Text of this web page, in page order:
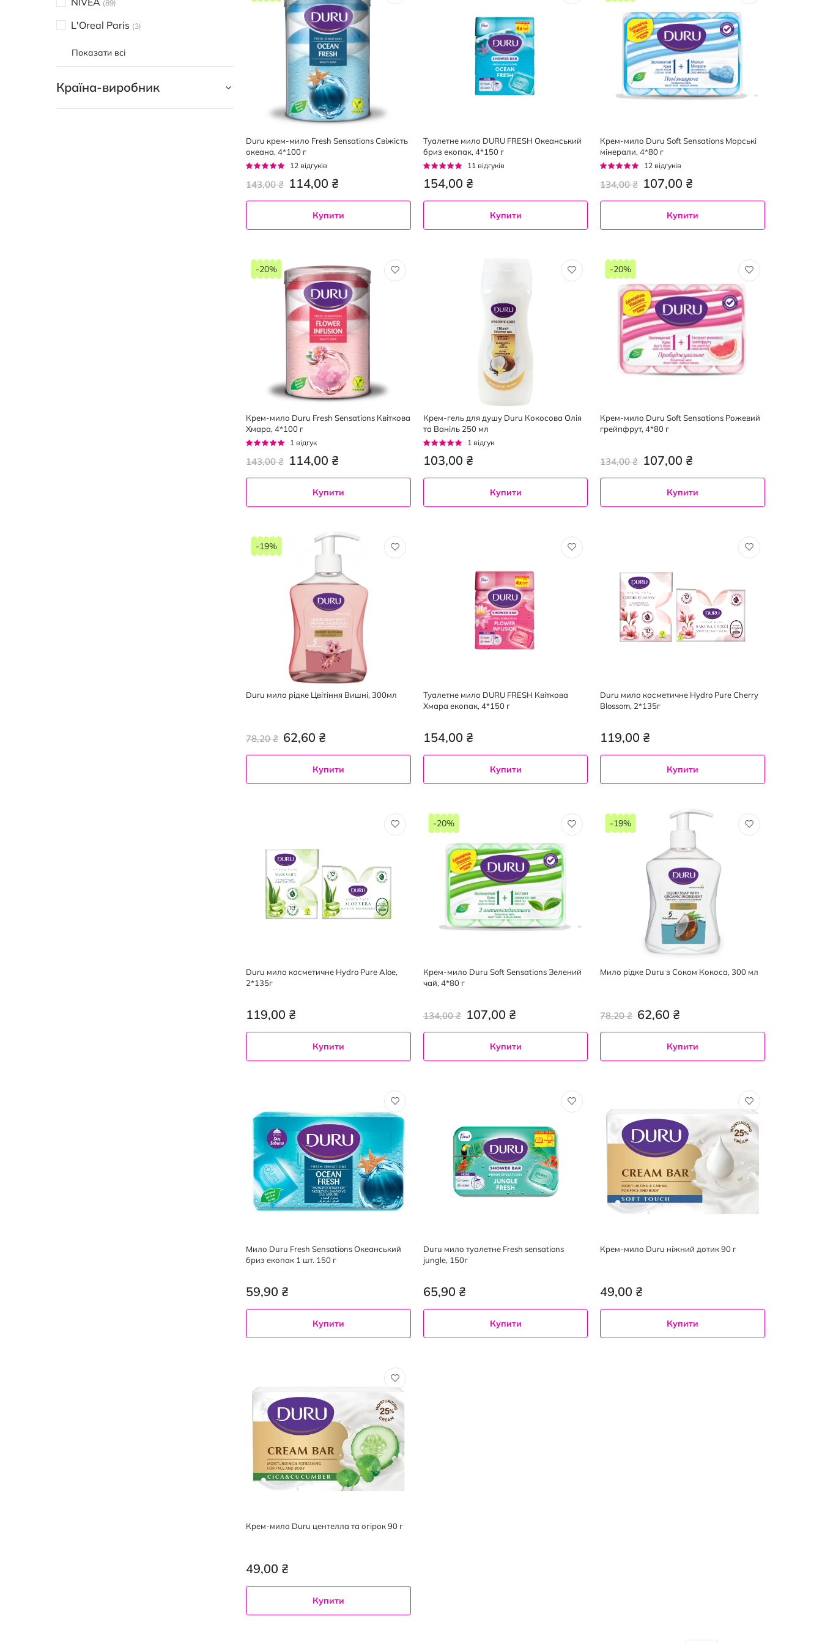
Duru крем-мило Fresh Sensations Свіжість
океана, 4*100 г
Рейтинг:
12 відгуків
114,00 ₴
143,00 ₴
Купити
Туалетне мило DURU FRESH Океанський
бриз екопак, 4*150 г
Рейтинг:
11 відгуків
154,00 ₴
Купити
Крем-мило Duru Soft Sensations Морські
мінерали, 4*80 г
Рейтинг:
12 відгуків
107,00 ₴
134,00 ₴
Купити
Крем-мило Duru Fresh Sensations Квіткова
Хмара, 4*100 г
Рейтинг:
1 відгук
114,00 ₴
143,00 ₴
-20%
Купити
Крем-гель для душу Duru Кокосова Олія
та Ваніль 250 мл
Рейтинг:
1 відгук
103,00 ₴
Купити
Крем-мило Duru Soft Sensations Рожевий
грейпфрут, 4*80 г
107,00 ₴
134,00 ₴
-20%
Купити
Duru мило рідке Цвітіння Вишні, 300мл
62,60 ₴
78,20 ₴
-19%
Купити
Туалетне мило DURU FRESH Квіткова
Хмара екопак, 4*150 г
154,00 ₴
Купити
Duru мило косметичне Hydro Pure Cherry
Blossom, 2*135г
119,00 ₴
Купити
Duru мило косметичне Hydro Pure Aloe,
2*135г
119,00 ₴
Купити
Крем-мило Duru Soft Sensations Зелений
чай, 4*80 г
107,00 ₴
134,00 ₴
-20%
Купити
Мило рідке Duru з Соком Кокоса, 300 мл
62,60 ₴
78,20 ₴
-19%
Купити
Мило Duru Fresh Sensations Океанський
бриз екопак 1 шт. 150 г
59,90 ₴
Купити
Duru мило туалетне Fresh sensations
jungle, 150г
65,90 ₴
Купити
Крем-мило Duru ніжний дотик 90 г
49,00 ₴
Купити
Крем-мило Duru центелла та огірок 90 г
49,00 ₴
Купити
89
L'Oreal Paris 3
Показати всі
Країна-виробник